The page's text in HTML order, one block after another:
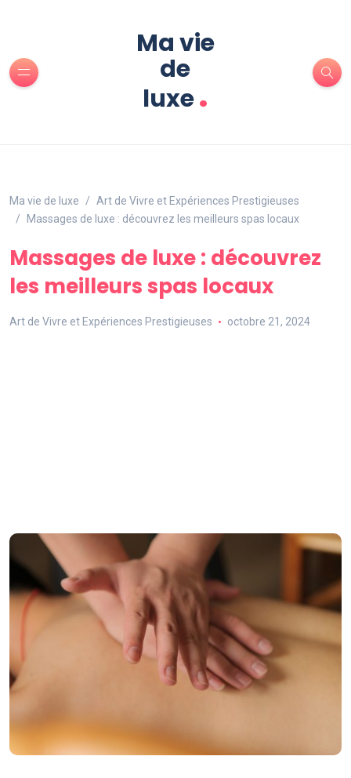
Ma vie
de
luxe.
Ma vie de luxe
Art de Vivre et Expériences Prestigieuses
Massages de luxe : découvrez les meilleurs spas locaux
Massages de luxe : découvrez
les meilleurs spas locaux
Art de Vivre et Expériences Prestigieuses octobre 21, 2024